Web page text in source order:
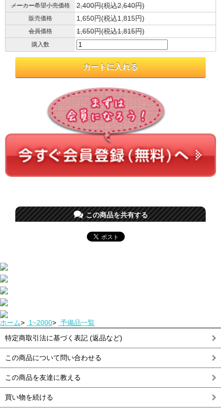
メーカー希望小売価格 2,400円(税込2,640円)
販売価格 1,650円(税込1,815円)
会員価格 1,650円(税込1,815円)
購入数
この商品を共有する
ホーム> 1~2000> 予備品一覧
特定商取引法に基づく表記 (返品など)
この商品について問い合わせる
この商品を友達に教える
買い物を続ける